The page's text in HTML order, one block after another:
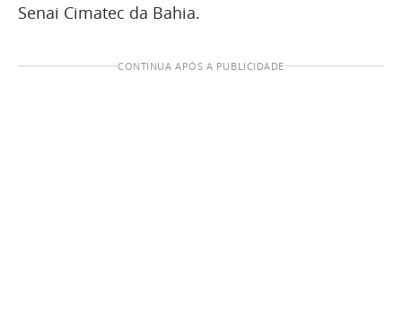
Senai Cimatec da Bahia.
CONTINUA APÓS A PUBLICIDADE